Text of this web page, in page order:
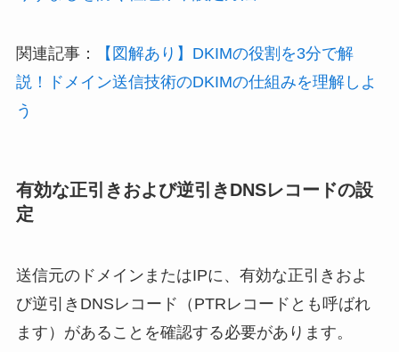
関連記事：
【図解あり】DKIMの役割を3分で解
説！ドメイン送信技術のDKIMの仕組みを理解しよ
う
有効な正引きおよび逆引きDNSレコードの設
定
送信元のドメインまたはIPに、有効な正引きおよ
び逆引きDNSレコード（PTRレコードとも呼ばれ
ます）があることを確認する必要があります。